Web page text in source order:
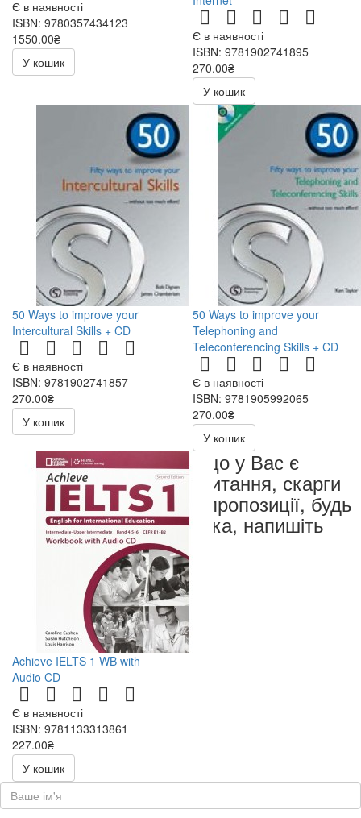
Є в наявності
ISBN: 9780357434123
1550.00₴
У кошик
Є в наявності
ISBN: 9781902741895
270.00₴
540.00₴
У кошик
50 Ways to improve your
Intercultural Skills + CD
Є в наявності
ISBN: 9781902741857
270.00₴
540.00₴
У кошик
50 Ways to improve your
Telephoning and
Teleconferencing Skills + CD
Є в наявності
ISBN: 9781905992065
270.00₴
540.00₴
У кошик
Achieve IELTS 1 WB with
Audio CD
Є в наявності
ISBN: 9781133313861
227.00₴
454.00₴
У кошик
Якщо у Вас є
запитання, скарги
чи пропозиції, будь
ласка, напишіть
нам